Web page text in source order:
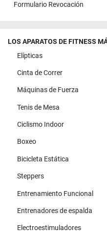
Formulario Revocación
LOS APARATOS DE FITNESS
Elípticas
Cinta de Correr
Máquinas de Fuerza
Tenis de Mesa
Ciclismo Indoor
Boxeo
Bicicleta Estática
Steppers
Entrenamiento Funcional
Entrenadores de espalda
Electroestimuladores